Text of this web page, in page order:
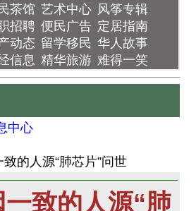
茶馆 艺术中心 风筝专辑
招聘 便民广告 定居指南
动态 留学移民 华人故事
信息 精华旅游 难得一笑
中心
的人源“肺芯片”问世
致的人源“肺